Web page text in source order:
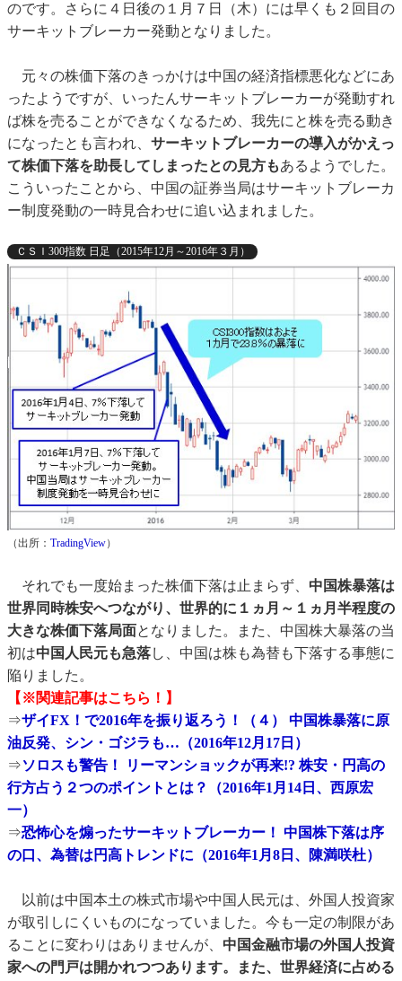
のです。さらに４日後の１月７日（木）には早くも２回目の
サーキットブレーカー発動となりました。
元々の株価下落のきっかけは中国の経済指標悪化などにあ
ったようですが、いったんサーキットブレーカーが発動すれ
ば株を売ることができなくなるため、我先にと株を売る動き
になったとも言われ、 サーキットブレーカーの導入がかえっ
て株価下落を助長してしまったとの見方もあるようでした。
こういったことから、中国の証券当局はサーキットブレーカ
ー制度発動の一時見合わせに追い込まれました。
ＣＳＩ300指数 日足（2015年12月～2016年３月）
（出所： TradingView）
それでも一度始まった株価下落は止まらず、 中国株暴落は
世界同時株安へつながり、世界的に１ヵ月～１ヵ月半程度の
大きな株価下落局面となりました。また、中国株大暴落の当
初は中国人民元も急落し、中国は株も為替も下落する事態に
陥りました。
【※関連記事はこちら！】
⇒ザイFX！で2016年を振り返ろう！（４） 中国株暴落に原
油反発、シン・ゴジラも…（2016年12月17日）
⇒ソロスも警告！ リーマンショックが再来!? 株安・円高の
行方占う２つのポイントとは？（2016年1月14日、西原宏
一）
⇒恐怖心を煽ったサーキットブレーカー！ 中国株下落は序
の口、為替は円高トレンドに（2016年1月8日、陳満咲杜）
以前は中国本土の株式市場や中国人民元は、外国人投資家
が取引しにくいものになっていました。今も一定の制限があ
ることに変わりはありませんが、 中国金融市場の外国人投資
家への門戸は開かれつつあります。また、世界経済に占める